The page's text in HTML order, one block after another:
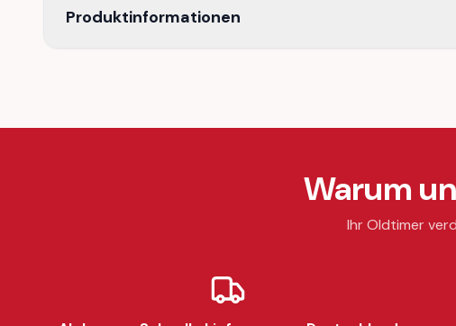
Produktinformationen
Warum
Ihr Oldtimer